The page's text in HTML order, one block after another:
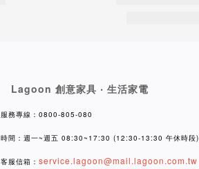
Lagoon 創意家具 ‧ 生活家電
服務專線：0800-805-080
時間：週一~週五 08:30~17:30 (12:30-13:30 午休時段)
客服信箱： service.lagoon@mail.lagoon.com.tw